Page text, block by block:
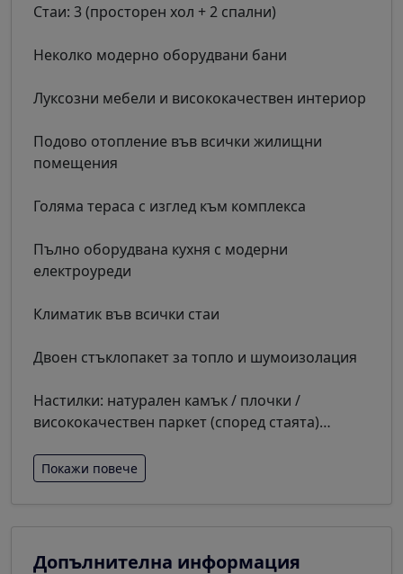
Стаи: 3 (просторен хол + 2 спални)
Неколко модерно оборудвани бани
Луксозни мебели и висококачествен интериор
Подово отопление във всички жилищни
помещения
Голяма тераса с изглед към комплекса
Пълно оборудвана кухня с модерни
електроуреди
Климатик във всички стаи
Двоен стъклопакет за топло и шумоизолация
Настилки: натурален камък / плочки /
висококачествен паркет (според стаята)…
Покажи повече
Допълнителна информация